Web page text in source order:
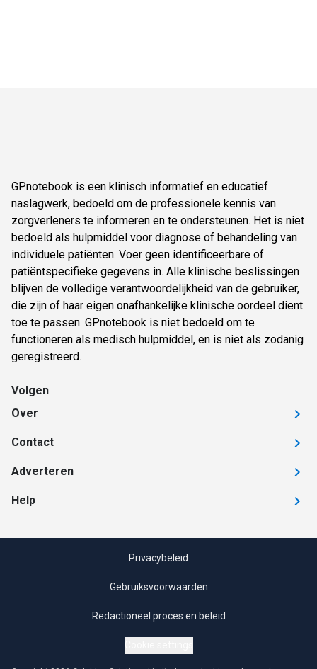
GPnotebook is een klinisch informatief en educatief
naslagwerk, bedoeld om de professionele kennis van
zorgverleners te informeren en te ondersteunen. Het is niet
bedoeld als hulpmiddel voor diagnose of behandeling van
individuele patiënten. Voer geen identificeerbare of
patiëntspecifieke gegevens in. Alle klinische beslissingen
blijven de volledige verantwoordelijkheid van de gebruiker,
die zijn of haar eigen onafhankelijke klinische oordeel dient
toe te passen. GPnotebook is niet bedoeld om te
functioneren als medisch hulpmiddel, en is niet als zodanig
geregistreerd.
Volgen
Over
Contact
Adverteren
Help
Privacybeleid
Gebruiksvoorwaarden
Redactioneel proces en beleid